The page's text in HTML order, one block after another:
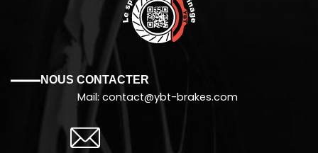
NOUS CONTACTER
Mail: contact@ybt-brakes.com